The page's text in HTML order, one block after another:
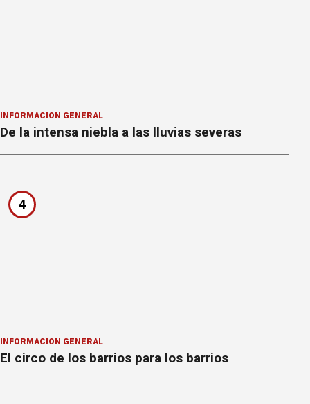
INFORMACION GENERAL
De la intensa niebla a las lluvias severas
4
INFORMACION GENERAL
El circo de los barrios para los barrios